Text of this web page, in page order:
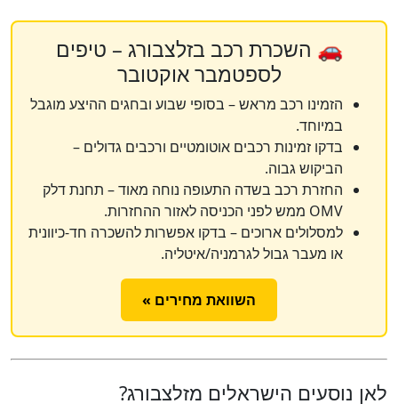
🚗 השכרת רכב בזלצבורג – טיפים
לספטמבר אוקטובר
הזמינו רכב מראש – בסופי שבוע ובחגים ההיצע מוגבל
במיוחד.
בדקו זמינות רכבים אוטומטיים ורכבים גדולים –
הביקוש גבוה.
החזרת רכב בשדה התעופה נוחה מאוד – תחנת דלק
OMV ממש לפני הכניסה לאזור ההחזרות.
למסלולים ארוכים – בדקו אפשרות להשכרה חד-כיוונית
או מעבר גבול לגרמניה/איטליה.
השוואת מחירים »
נוסעים הישראלים מזלצבורג?